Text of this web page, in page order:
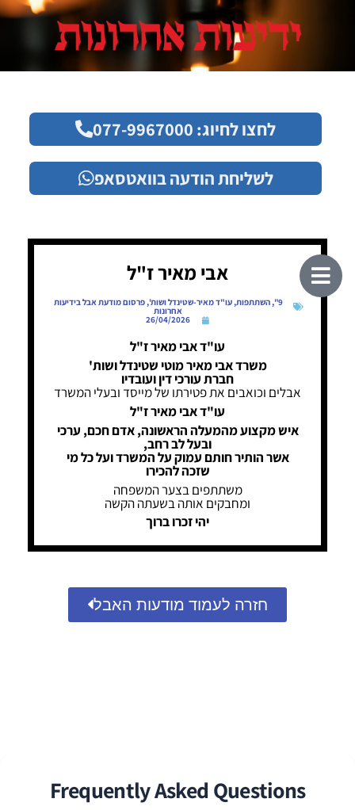
לחצו לחיוג: 077-9967000
לשליחת הודעה בוואטסאפ
אבי מאיר ז"ל
9"
,השתתפות,עו"ד מאיר-שטינדל ושות',פרסום מודעת אבל בידיעות
אחרונות
26/04/2026
עו"ד אבי מאיר ז"ל
משרד אבי מאיר מוטי שטינדל ושות'
חברת עורכי דין ועובדיו
אבלים וכואבים את פטירתו של מייסד ובעלי המשרד
עו"ד אבי מאיר ז"ל
איש מקצוע מהמעלה הראשונה, אדם חכם, ערכי
ובעל לב רחב,
אשר הותיר חותם עמוק על המשרד ועל כל מי
שזכה להכירו
משתתפים בצער המשפחה
ומחבקים אותה בשעתה הקשה
יהי זכרו ברוך
חזרה לעמוד מודעות האבל
Frequently Asked Questions